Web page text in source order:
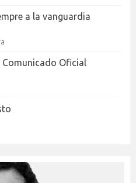
a la vanguardia
Comunicado Oficial